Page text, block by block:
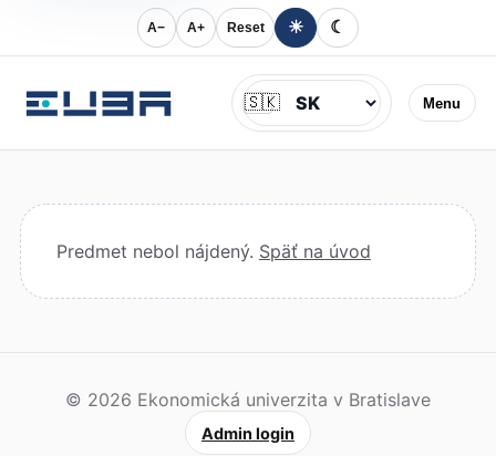
A− A+ Reset ☀ ☾
Menu
Jazyk
🇸🇰
Predmet nebol nájdený. Späť na úvod
© 2026 Ekonomická univerzita v Bratislave
Admin login